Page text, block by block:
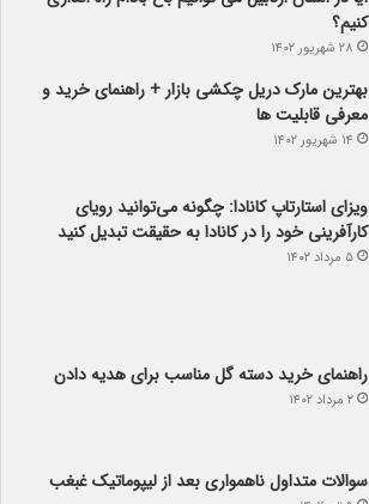
کنیم؟
۲۸ شهریور ۱۴۰۲
بهترین مارک دریل چکشی بازار + راهنمای خرید و
معرفی قابلیت ها
۱۴ شهریور ۱۴۰۲
ویزای استارتاپ کانادا: چگونه می‌توانید رویای
کارآفرینی خود را در کانادا به حقیقت تبدیل کنید
۵ مرداد ۱۴۰۲
راهنمای خرید دسته گل مناسب برای هدیه دادن
۲ مرداد ۱۴۰۲
سوالات متداول ناهمواری بعد از لیپوماتیک غبغب
۵ تیر ۱۴۰۲